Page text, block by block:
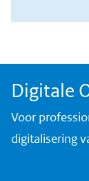
Digitale
Voor
digitalisering